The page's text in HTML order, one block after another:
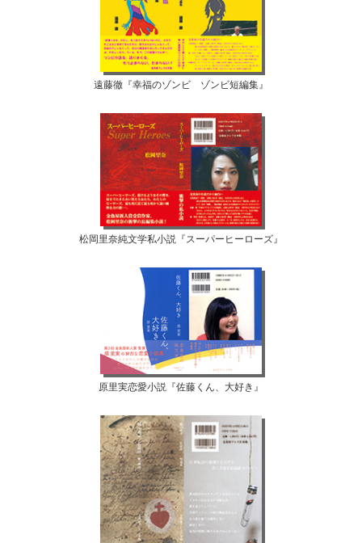
遠藤徹『幸福のゾンビ ゾンビ短編集』
松岡里奈純文学私小説『スーパーヒーローズ』
原里実恋愛小説『佐藤くん、大好き』